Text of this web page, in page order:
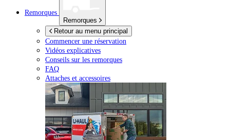
Remorques
Remorques
Retour au menu principal
Commencer une réservation
Vidéos explicatives
Conseils sur les remorques
FAQ
Attaches et accessoires